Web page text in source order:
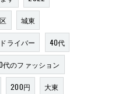
城東
ライバー 40代
代のファッション
200円 大東